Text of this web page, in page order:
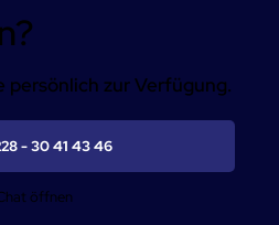
persönlich zur Verfügung.
- 30 41 43 46
öffnen